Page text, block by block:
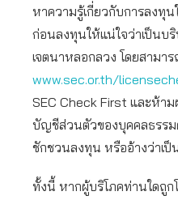
หาความรู้เกี่ยวกับการลงทุ
ก่อนลงทุนให้แน่ใจว่าเป็นบ
เจตนาหลอกลวง โดยสามา
www.sec.or.th/
SEC Check First และห้าม
บัญชีส่วนตัวของบุคคลธรรม
ชักชวนลงทุน หรืออ้างว่าเ
ทั้งนี้ หากผู้บริโภคท่านใดถูก